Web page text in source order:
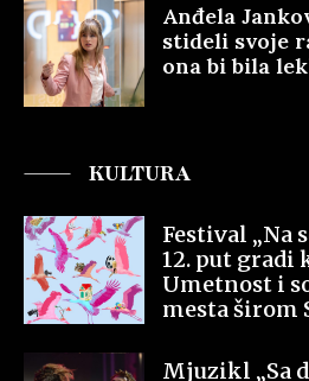
Anđela
stideli svoje
ona bi bila
KULTURA
Festival „Na
12. put gradi
Umetnost i
mesta širom
Mjuzikl „Sa